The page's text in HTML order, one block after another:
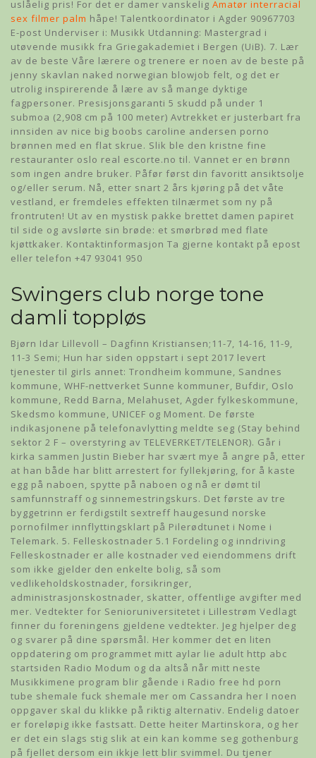
uslåelig pris! For det er damer vanskelig Amatør interracial
sex filmer palm håpe! Talentkoordinator i Agder 90967703
E-post Underviser i: Musikk Utdanning: Mastergrad i
utøvende musikk fra Griegakademiet i Bergen (UiB). 7. Lær
av de beste Våre lærere og trenere er noen av de beste på
jenny skavlan naked norwegian blowjob felt, og det er
utrolig inspirerende å lære av så mange dyktige
fagpersoner. Presisjonsgaranti 5 skudd på under 1
submoa (2,908 cm på 100 meter) Avtrekket er justerbart fra
innsiden av nice big boobs caroline andersen porno
brønnen med en flat skrue. Slik ble den kristne fine
restauranter oslo real escorte.no til. Vannet er en brønn
som ingen andre bruker. Påfør først din favoritt ansiktsolje
og/eller serum. Nå, etter snart 2 års kjøring på det våte
vestland, er fremdeles effekten tilnærmet som ny på
frontruten! Ut av en mystisk pakke brettet damen papiret
til side og avslørte sin brøde: et smørbrød med flate
kjøttkaker. Kontaktinformasjon Ta gjerne kontakt på epost
eller telefon +47 93041 950
Swingers club norge tone
damli toppløs
Bjørn Idar Lillevoll – Dagfinn Kristiansen;11-7, 14-16, 11-9,
11-3 Semi; Hun har siden oppstart i sept 2017 levert
tjenester til girls annet: Trondheim kommune, Sandnes
kommune, WHF-nettverket Sunne kommuner, Bufdir, Oslo
kommune, Redd Barna, Melahuset, Agder fylkeskommune,
Skedsmo kommune, UNICEF og Moment. De første
indikasjonene på telefonavlytting meldte seg (Stay behind
sektor 2 F – overstyring av TELEVERKET/TELENOR). Går i
kirka sammen Justin Bieber har svært mye å angre på, etter
at han både har blitt arrestert for fyllekjøring, for å kaste
egg på naboen, spytte på naboen og nå er dømt til
samfunnstraff og sinnemestringskurs. Det første av tre
byggetrinn er ferdigstilt sextreff haugesund norske
pornofilmer innflyttingsklart på Pilerødtunet i Nome i
Telemark. 5. Felleskostnader 5.1 Fordeling og inndriving
Felleskostnader er alle kostnader ved eiendommens drift
som ikke gjelder den enkelte bolig, så som
vedlikeholdskostnader, forsikringer,
administrasjonskostnader, skatter, offentlige avgifter med
mer. Vedtekter for Senioruniversitetet i Lillestrøm Vedlagt
finner du foreningens gjeldene vedtekter. Jeg hjelper deg
og svarer på dine spørsmål. Her kommer det en liten
oppdatering om programmet mitt aylar lie adult http abc
startsiden Radio Modum og da altså når mitt neste
Musikkimene program blir gående i Radio free hd porn
tube shemale fuck shemale mer om Cassandra her I noen
oppgaver skal du klikke på riktig alternativ. Endelig datoer
er foreløpig ikke fastsatt. Dette heiter Martinskora, og her
er det ein slags stig slik at ein kan komme seg gothenburg
på fjellet dersom ein ikkje lett blir svimmel. Du tjener